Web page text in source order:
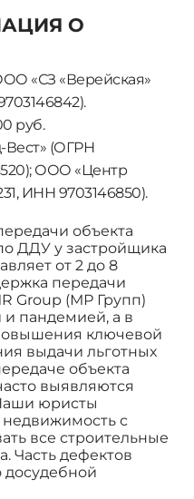
О
«СЗ «Верейская»
руб.
(ОГРН
ООО «Центр
ИНН 9703146850).
объекта
ДДУ у застройщика
от 2 до 8
передачи
Group (МР Групп)
и пандемией, а в
ключевой
выдачи льготных
объекта
выявляются
юристы
с
все строительные
Часть дефектов
досудебной